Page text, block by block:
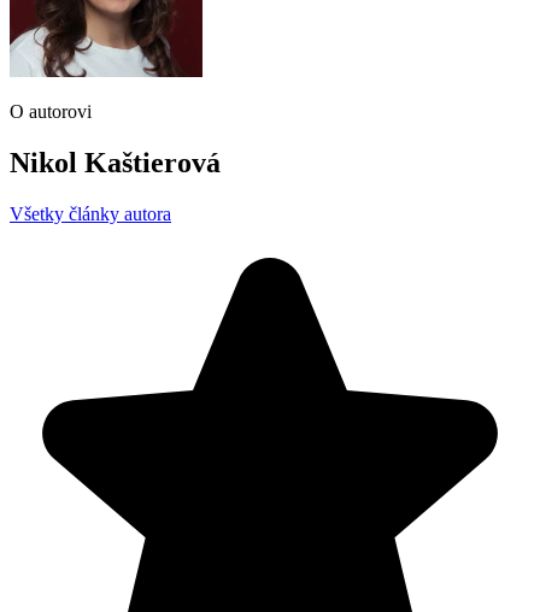
O autorovi
Nikol Kaštierová
Všetky články autora